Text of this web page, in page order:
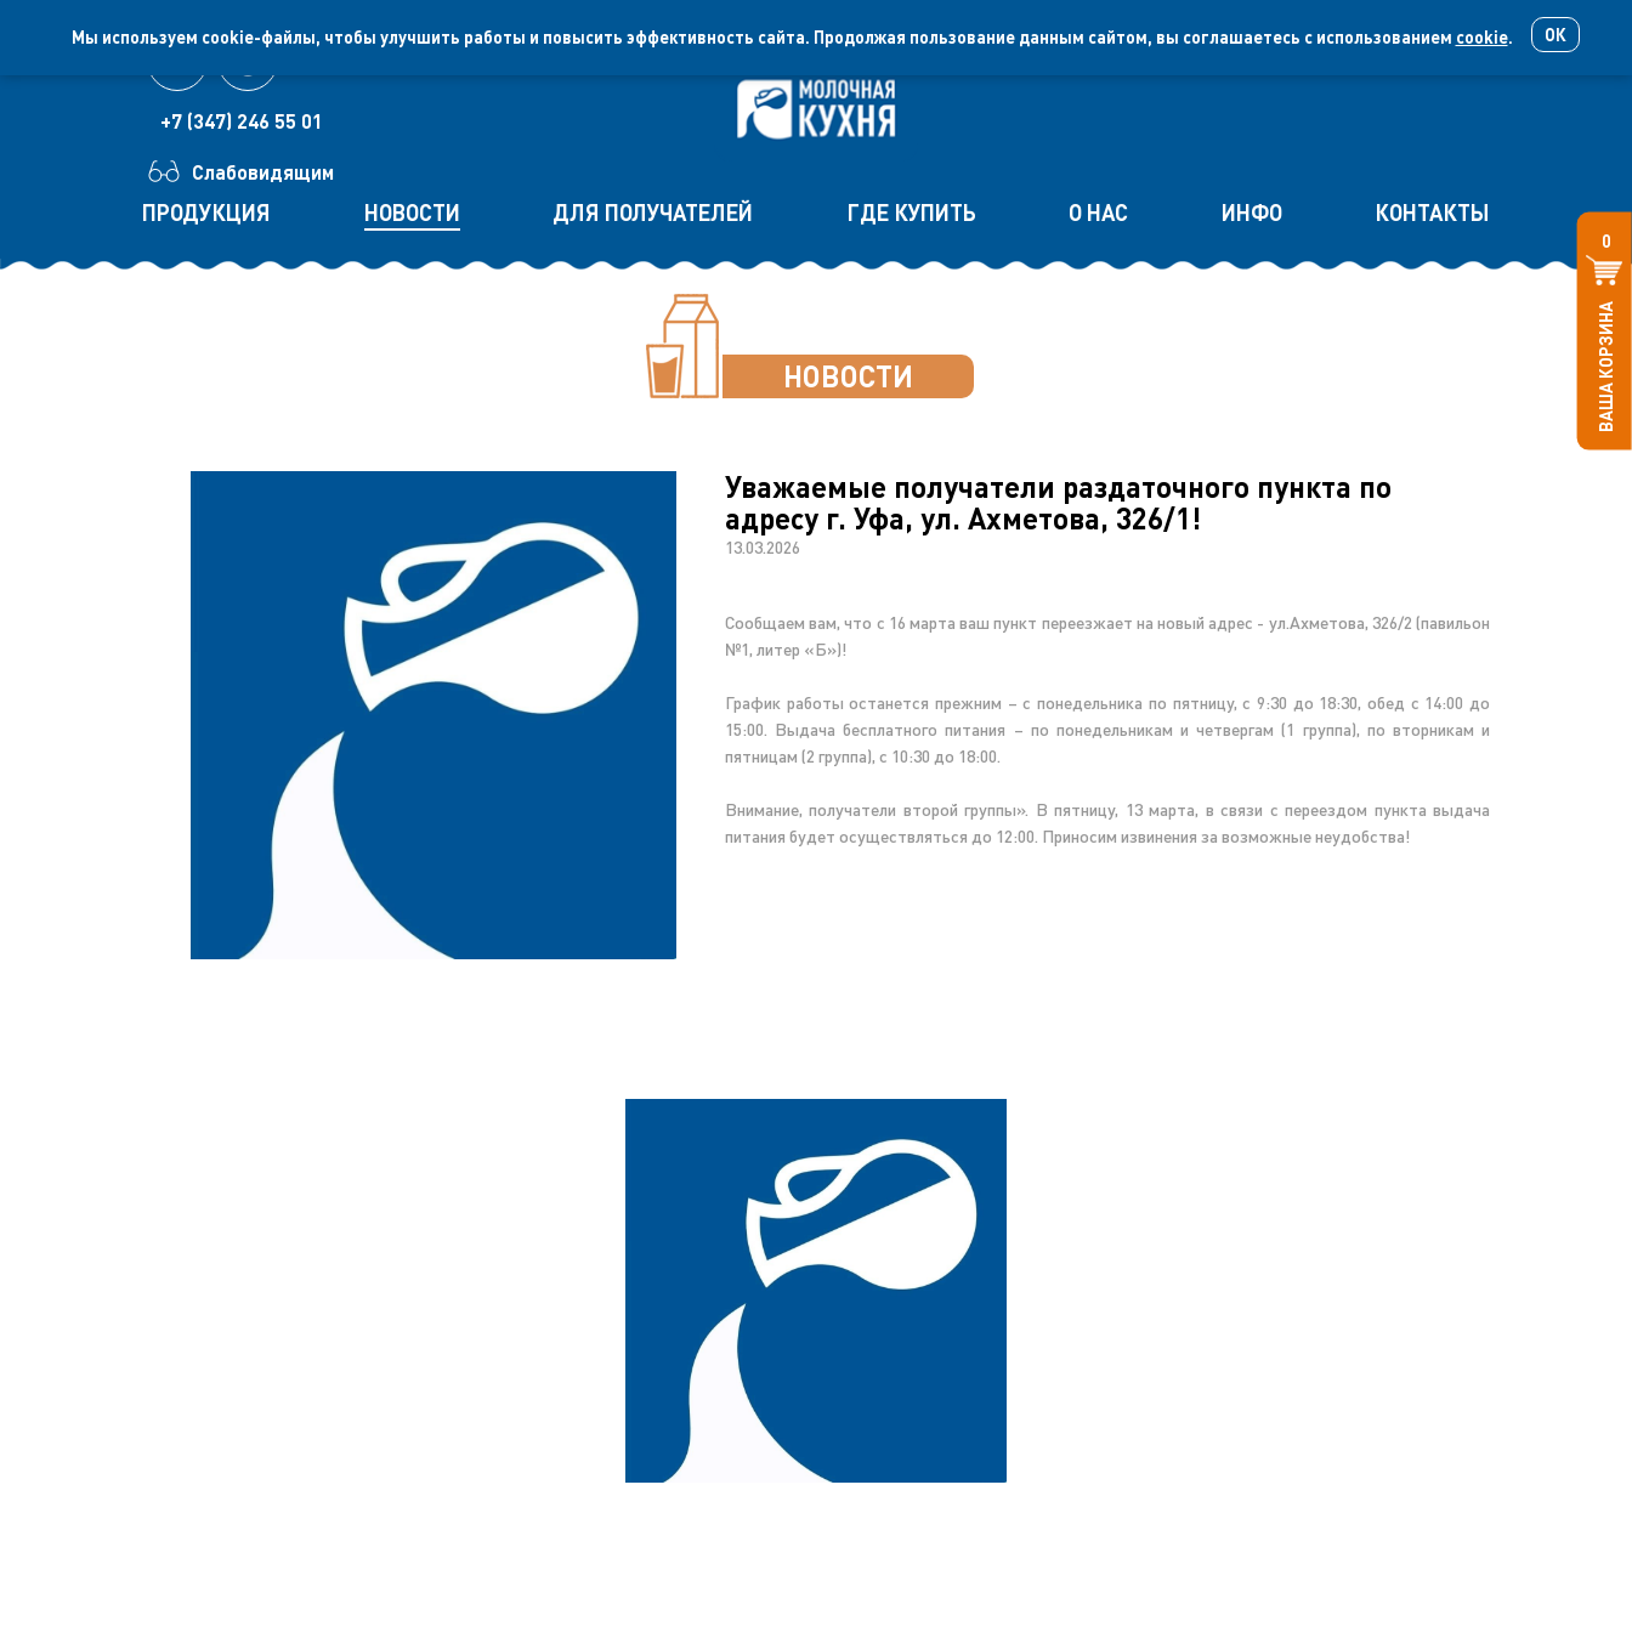
Мы используем cookie-файлы, чтобы улучшить работы и повысить эффективность сайта. Продолжая пользование данным сайтом, вы соглашаетесь с использованием cookie. ОК
ВАША КОРЗИНА
0
+7 (347) 246 55 01
Слабовидящим
ЛИЧНЫЙ КАБИНЕТ
ПРОДУКЦИЯ НОВОСТИ ДЛЯ ПОЛУЧАТЕЛЕЙ ГДЕ КУПИТЬ О НАС ИНФО КОНТАКТЫ
НОВОСТИ
Уважаемые получатели раздаточного пункта по
адресу г. Уфа, ул. Ахметова, 326/1!
13.03.2026
Сообщаем вам, что с 16 марта ваш пункт переезжает на новый адрес - ул.Ахметова, 326/2 (павильон
№1, литер «Б»)!
График работы останется прежним – с понедельника по пятницу, с 9:30 до 18:30, обед с 14:00 до
15:00. Выдача бесплатного питания – по понедельникам и четвергам (1 группа), по вторникам и
пятницам (2 группа), с 10:30 до 18:00.
Внимание, получатели второй группы». В пятницу, 13 марта, в связи с переездом пункта выдача
питания будет осуществляться до 12:00. Приносим извинения за возможные неудобства!